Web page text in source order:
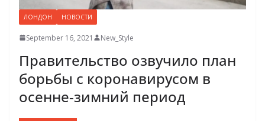
ЛОНДОН НОВОСТИ
September 16, 2021 New_Style
Правительство озвучило план
борьбы с коронавирусом в
осенне-зимний период